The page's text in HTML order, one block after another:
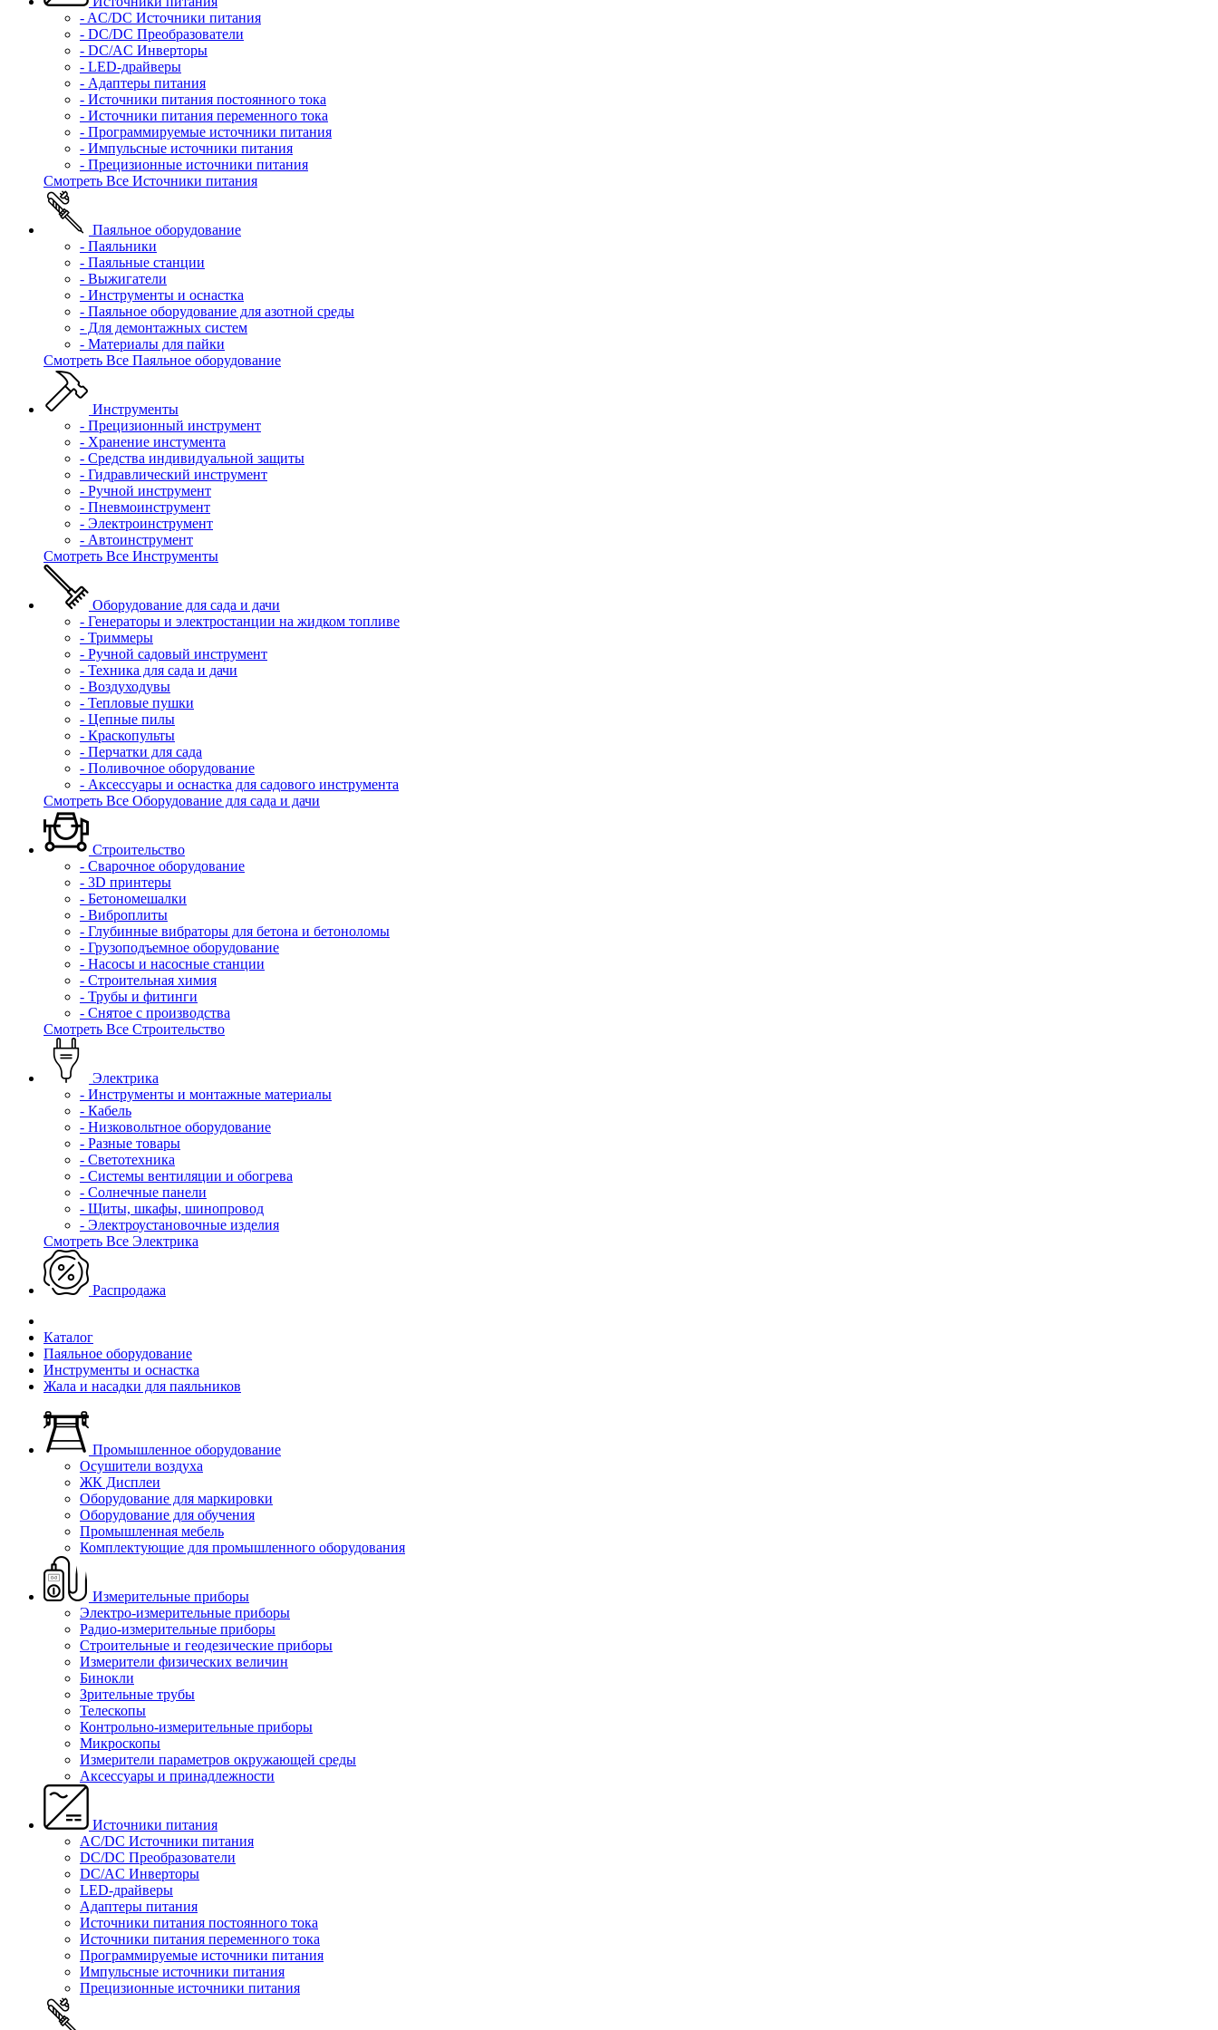
- AC/DC Источники питания
- DC/DC Преобразователи
- DC/AC Инверторы
- LED-драйверы
- Адаптеры питания
- Источники питания постоянного тока
- Источники питания переменного тока
- Программируемые источники питания
- Импульсные источники питания
- Прецизионные источники питания
Смотреть Все Источники питания
Паяльное оборудование
- Паяльники
- Паяльные станции
- Выжигатели
- Инструменты и оснастка
- Паяльное оборудование для азотной среды
- Для демонтажных систем
- Материалы для пайки
Смотреть Все Паяльное оборудование
Инструменты
- Прецизионный инструмент
- Хранение инстумента
- Средства индивидуальной защиты
- Гидравлический инструмент
- Ручной инструмент
- Пневмоинструмент
- Электроинструмент
- Автоинструмент
Смотреть Все Инструменты
Оборудование для сада и дачи
- Генераторы и электростанции на жидком топливе
- Триммеры
- Ручной садовый инструмент
- Техника для сада и дачи
- Воздуходувы
- Тепловые пушки
- Цепные пилы
- Краскопульты
- Перчатки для сада
- Поливочное оборудование
- Аксессуары и оснастка для садового инструмента
Смотреть Все Оборудование для сада и дачи
Строительство
- Сварочное оборудование
- 3D принтеры
- Бетономешалки
- Виброплиты
- Глубинные вибраторы для бетона и бетоноломы
- Грузоподъемное оборудование
- Насосы и насосные станции
- Строительная химия
- Трубы и фитинги
- Снятое с производства
Смотреть Все Строительство
Электрика
- Инструменты и монтажные материалы
- Кабель
- Низковольтное оборудование
- Разные товары
- Светотехника
- Системы вентиляции и обогрева
- Солнечные панели
- Щиты, шкафы, шинопровод
- Электроустановочные изделия
Смотреть Все Электрика
Распродажа
Каталог
Паяльное оборудование
Инструменты и оснастка
Жала и насадки для паяльников
Промышленное оборудование
Осушители воздуха
ЖК Дисплеи
Оборудование для маркировки
Оборудование для обучения
Промышленная мебель
Комплектующие для промышленного оборудования
Измерительные приборы
Электро-измерительные приборы
Радио-измерительные приборы
Строительные и геодезические приборы
Измерители физических величин
Бинокли
Зрительные трубы
Телескопы
Контрольно-измерительные приборы
Микроскопы
Измерители параметров окружающей среды
Аксессуары и принадлежности
Источники питания
AC/DC Источники питания
DC/DC Преобразователи
DC/AC Инверторы
LED-драйверы
Адаптеры питания
Источники питания постоянного тока
Источники питания переменного тока
Программируемые источники питания
Импульсные источники питания
Прецизионные источники питания